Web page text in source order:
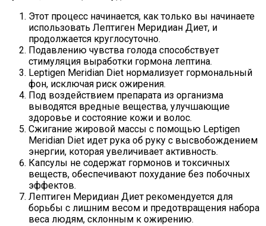
Этот процесс начинается, как только вы начинаете
использовать Лептиген Меридиан Диет, и
продолжается круглосуточно.
Подавлению чувства голода способствует
стимуляция выработки гормона лептина.
Leptigen Meridian Diet нормализует гормональный
фон, исключая риск ожирения.
Под воздействием препарата из организма
выводятся вредные вещества, улучшающие
здоровье и состояние кожи и волос.
Сжигание жировой массы с помощью Leptigen
Meridian Diet идет рука об руку с высвобождением
энергии, которая увеличивает активность.
Капсулы не содержат гормонов и токсичных
веществ, обеспечивают похудание без побочных
эффектов.
Лептиген Меридиан Диет рекомендуется для
борьбы с лишним весом и предотвращения набора
веса людям, склонным к ожирению.